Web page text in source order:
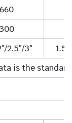
660
300
2.5″/3″
is the